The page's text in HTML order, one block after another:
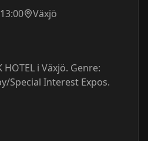
13:00 Växjö
HOTEL i Växjö. Genre:
Special Interest Expos.